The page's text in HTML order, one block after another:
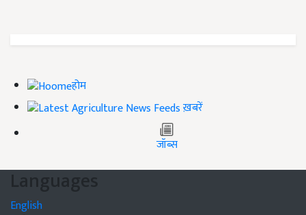
होम
ख़बरें
जॉब्स
Languages
English